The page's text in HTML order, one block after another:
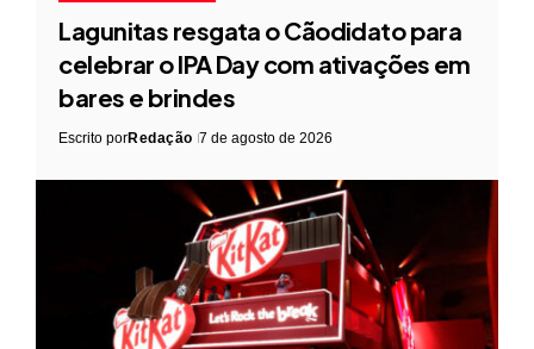
Lagunitas resgata o Cãodidato para
celebrar o IPA Day com ativações em
bares e brindes
Escrito porRedação 7 de agosto de 2026